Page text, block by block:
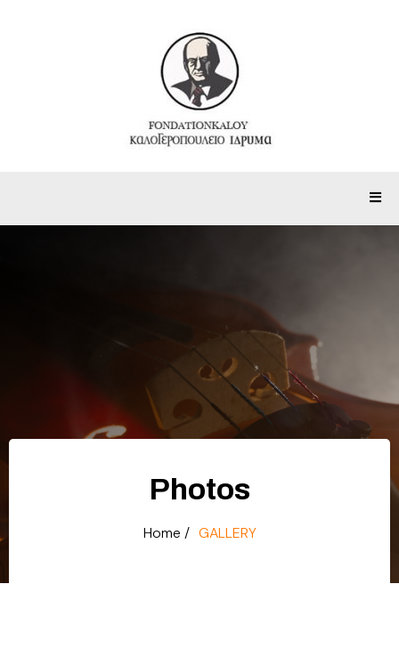
Photos
Home / GALLERY